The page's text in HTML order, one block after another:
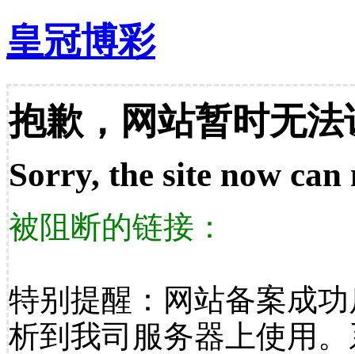
皇冠博彩
抱歉，网站暂时无法
Sorry, the site now can
被阻断的链接：
特别提醒：网站备案成
析到我司服务器上使用